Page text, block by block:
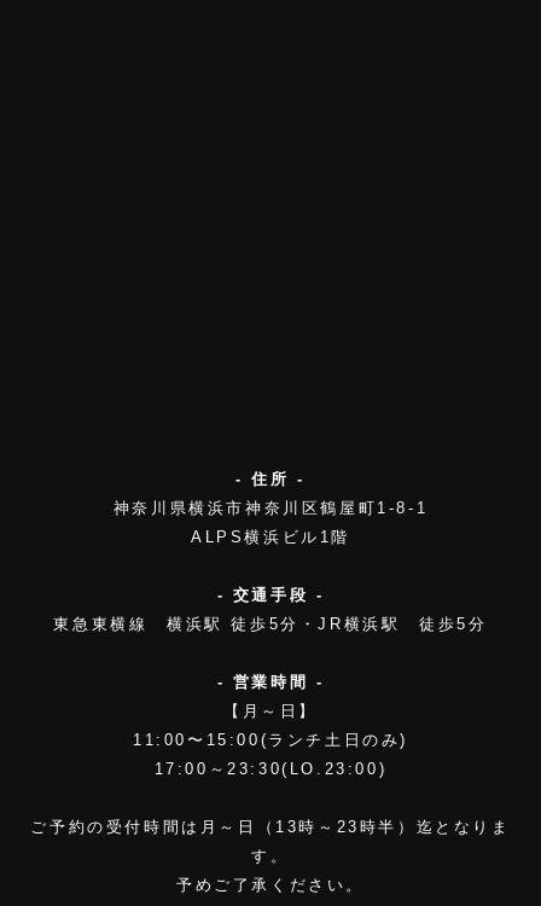
- 住所 -
神奈川県横浜市神奈川区鶴屋町1-8-1
ALPS横浜ビル1階
- 交通手段 -
東急東横線 横浜駅 徒歩5分・JR横浜駅 徒歩5分
- 営業時間 -
【月～日】
11:00〜15:00(ランチ土日のみ)
17:00～23:30(LO.23:00)
ご予約の受付時間は月～日（13時～23時半）迄となりま
す。
予めご了承ください。